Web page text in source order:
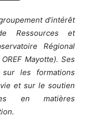
d’intérêt
Ressources et
Régional
Mayotte). Ses
les formations
et sur le soutien
en matières